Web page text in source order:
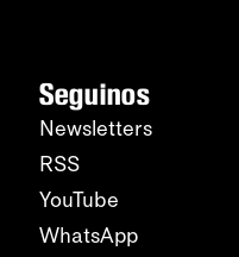
Seguinos
Newsletters
RSS
YouTube
WhatsApp